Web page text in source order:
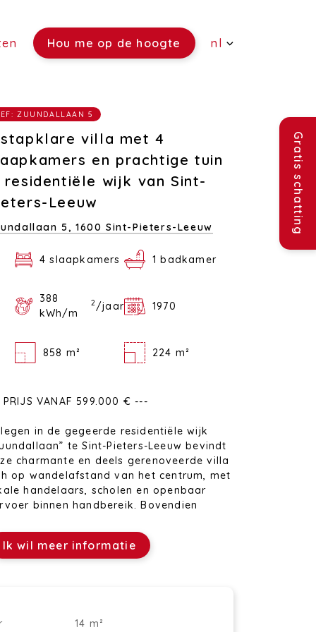
(Rentmeesterschap)
(Verzekeringen)
(Vacatures)
Hou me op de hoogte nl
ZUUNDALLAAN 5
villa met 4
en prachtige tuin
residentiële wijk van Sint-
Leeuw
5, 1600 Sint-Pieters-Leeuw
4 slaapkamers 1 badkamer
388
kWh/m
2 /jaar 1970
858 m² 224 m²
VANAF 599.000 € ---
in de gegeerde residentiële wijk
te Sint-Pieters-Leeuw bevindt
charmante en deels gerenoveerde villa
op wandelafstand van het centrum, met
handelaars, scholen en openbaar
binnen handbereik. Bovendien
wandelroutes in de directe
met open haard. De
Ik wil meer informatie
14 m²
Gratis schatting